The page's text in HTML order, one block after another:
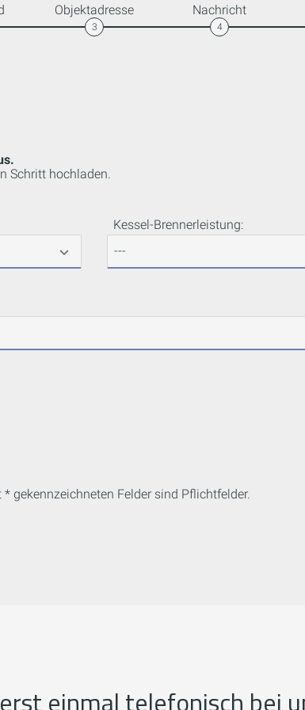
Objektadresse
3
Nachricht
4
Schritt hochladen.
Kessel-Brennerleistung:
* gekennzeichneten Felder sind Pflichtfelder.
einmal telefonisch bei